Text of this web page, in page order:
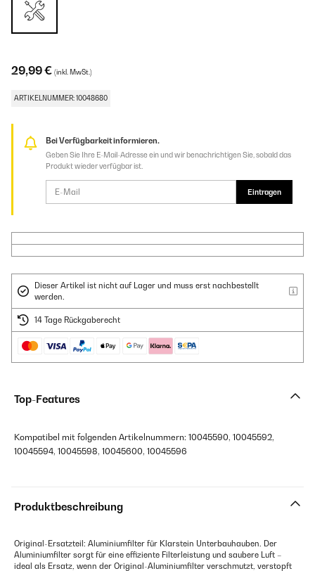
29,99 € (inkl. MwSt.)
ARTIKELNUMMER: 10048680
Bei Verfügbarkeit informieren.
Geben Sie Ihre E-Mail-Adresse ein und wir benachrichtigen Sie, sobald das
Produkt wieder verfügbar ist.
Eintragen
Dieser Artikel ist nicht auf Lager und muss erst nachbestellt
werden.
14 Tage Rückgaberecht
Top-Features
Kompatibel mit folgenden Artikelnummern: 10045590, 10045592,
10045594, 10045598, 10045600, 10045596
Produktbeschreibung
Original-Ersatzteil: Aluminiumfilter für Klarstein Unterbauhauben. Der
Aluminiumfilter sorgt für eine effiziente Filterleistung und saubere Luft –
ideal als Ersatz, wenn der Original-Aluminiumfilter verschmutzt, verstopft